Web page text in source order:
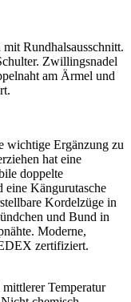
Rundhalsausschnitt.
Zwillingsnadel
am Ärmel und
wichtige Ergänzung zu
hat eine
doppelte
eine Kängurutasche
Kordelzüge in
und Bund in
Moderne,
zertifiziert.
Temperatur